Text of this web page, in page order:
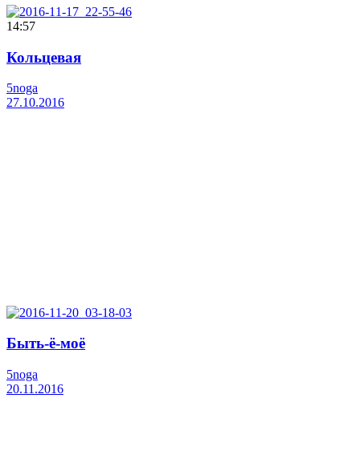
14:57
Кольцевая
5noga
27.10.2016
Быть-ё-моё
5noga
20.11.2016